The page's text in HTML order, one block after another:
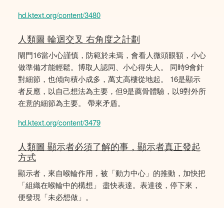
hd.ktext.org/content/3480
人類圖 輪迴交叉 右角度之計劃
閘門16當小心謹慎，防範於未焉，會看人微頭眼額，小心
做準備才能輕鬆。博取人認同、小心得失人。 同時9會針
對細節，也傾向積小成多，萬丈高樓從地起。 16是顯示
者反應，以自己想法為主要，但9是薦骨體驗，以9對外所
在意的細節為主要。 帶來矛盾。
hd.ktext.org/content/3479
人類圖 顯示者必須了解的事，顯示者真正發起
方式
顯示者，來自喉輪作用，被「動力中心」的推動，加快把
「組織在喉輪中的構想」 盡快表達。表達後，停下來，
便發現「未必想做」。